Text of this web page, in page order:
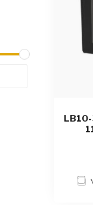
LB10-